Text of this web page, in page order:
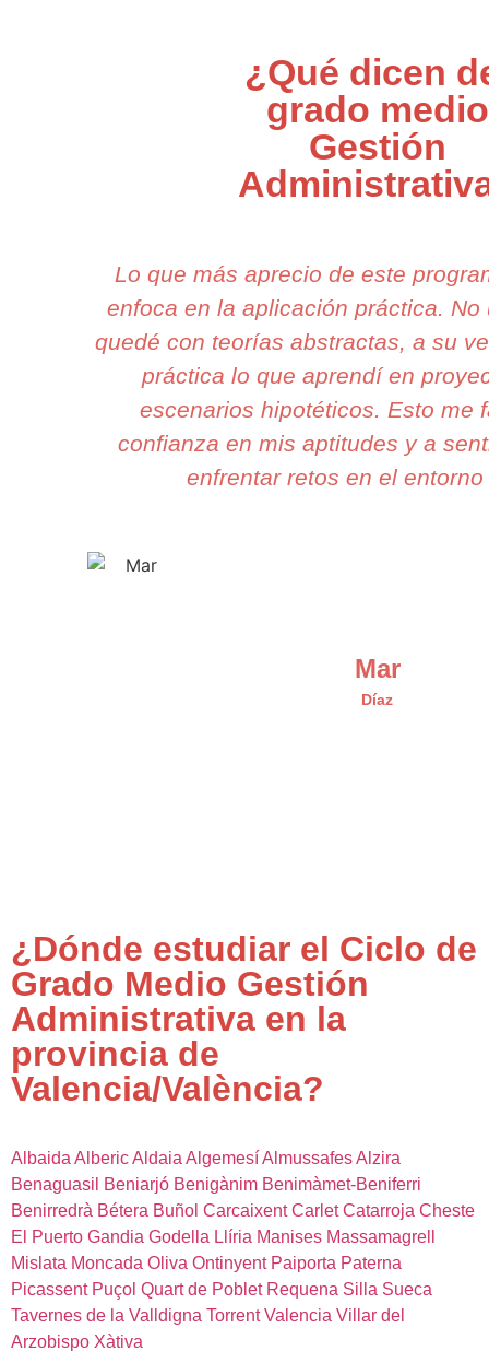
¿Qué dicen
grado medio
Gestión
Lo que más aprecio de este
enfoca en la aplicación práctica. No
quedé con teorías abstractas, a su
práctica lo que aprendí en
escenarios hipotéticos. Esto me
confianza en mis aptitudes y a
enfrentar retos en el
Mar
Díaz
¿Dónde estudiar el Ciclo de
Grado Medio Gestión
Administrativa en la
provincia de
Valencia/València?
AlbaidaAlbericAldaiaAlgemesíAlmussafesAlzira
Benaguasil
Beniarjó Benigànim Benimàmet-Beniferri
Benirredrà Bétera Buñol Carcaixent Carlet Catarroja Cheste
El Puerto Gandia Godella Llíria Manises Massamagrell
Mislata Moncada Oliva Ontinyent Paiporta Paterna
Picassent Puçol Quart de Poblet Requena Silla Sueca
Tavernes de la Valldigna Torrent Valencia Villar del
Arzobispo Xàtiva